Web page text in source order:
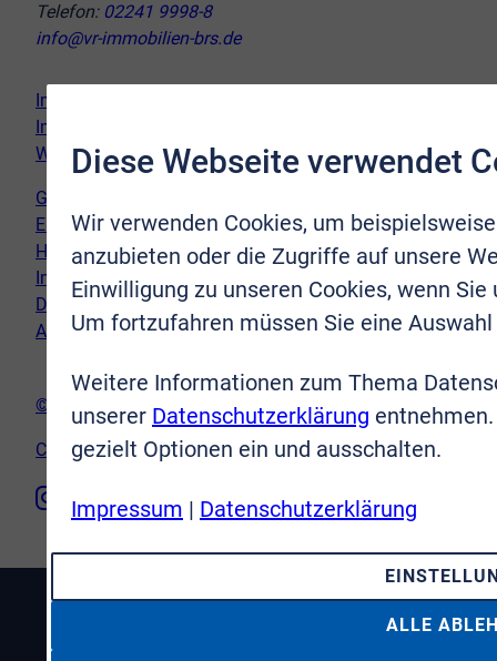
Telefon: 02241 9998-8
info@vr-immobilien-brs.de
Immobilie verkaufen
Immobilie kaufen
Wir vor Ort
Genderhinweis
Erklärung zur Barrierefreiheit
Hinweispflicht Newsletter
Impressum
Datenschutz
AGB
© VR-Immobilien Bonn Rhein-Sieg GmbH
Cookie-Einstellungen
Diese Webseite verwendet
Wir verwenden Cookies, um
anzubieten oder die Zugriffe auf unsere
Einwilligung zu unseren Cookies, wenn
Um fortzufahren müssen Sie eine
Weitere Informationen zum Thema
unserer Datenschutzerklärung
gezielt Optionen ein und ausschalten.
Impressum | Datenschutzerklärung
ALLE